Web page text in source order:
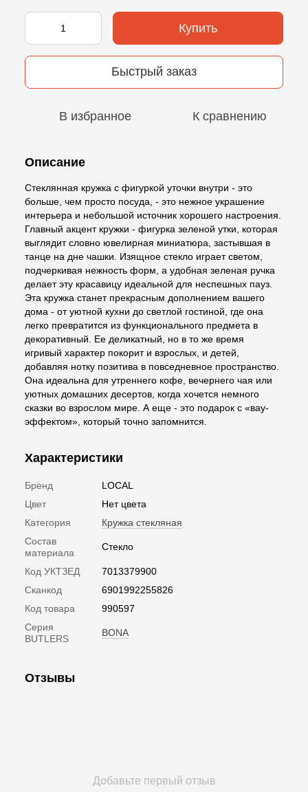
Купить
Быстрый заказ
В избранное К сравнению
Описание
Стеклянная кружка с фигуркой уточки внутри - это
больше, чем просто посуда, - это нежное украшение
интерьера и небольшой источник хорошего настроения.
Главный акцент кружки - фигурка зеленой утки, которая
выглядит словно ювелирная миниатюра, застывшая в
танце на дне чашки. Изящное стекло играет светом,
подчеркивая нежность форм, а удобная зеленая ручка
делает эту красавицу идеальной для неспешных пауз.
Эта кружка станет прекрасным дополнением вашего
дома - от уютной кухни до светлой гостиной, где она
легко превратится из функционального предмета в
декоративный. Ее деликатный, но в то же время
игривый характер покорит и взрослых, и детей,
добавляя нотку позитива в повседневное пространство.
Она идеальна для утреннего кофе, вечернего чая или
уютных домашних десертов, когда хочется немного
сказки во взрослом мире. А еще - это подарок с «вау-
эффектом», который точно запомнится.
Характеристики
Бренд
LOCAL
Цвет
Нет цвета
Категория
Кружка стекляная
Состав
материала
Стекло
Код УКТЗЕД
7013379900
Сканкод
6901992255826
Код товара
990597
Серия
BUTLERS
BONA
Отзывы
Добавьте первый отзыв